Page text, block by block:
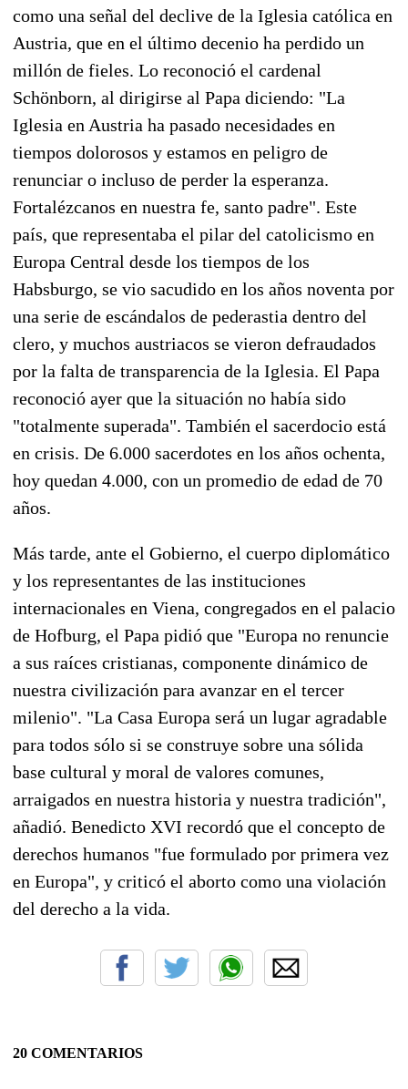
como una señal del declive de la Iglesia católica en
Austria, que en el último decenio ha perdido un
millón de fieles. Lo reconoció el cardenal
Schönborn, al dirigirse al Papa diciendo: "La
Iglesia en Austria ha pasado necesidades en
tiempos dolorosos y estamos en peligro de
renunciar o incluso de perder la esperanza.
Fortalézcanos en nuestra fe, santo padre". Este
país, que representaba el pilar del catolicismo en
Europa Central desde los tiempos de los
Habsburgo, se vio sacudido en los años noventa por
una serie de escándalos de pederastia dentro del
clero, y muchos austriacos se vieron defraudados
por la falta de transparencia de la Iglesia. El Papa
reconoció ayer que la situación no había sido
"totalmente superada". También el sacerdocio está
en crisis. De 6.000 sacerdotes en los años ochenta,
hoy quedan 4.000, con un promedio de edad de 70
años.
Más tarde, ante el Gobierno, el cuerpo diplomático
y los representantes de las instituciones
internacionales en Viena, congregados en el palacio
de Hofburg, el Papa pidió que "Europa no renuncie
a sus raíces cristianas, componente dinámico de
nuestra civilización para avanzar en el tercer
milenio". "La Casa Europa será un lugar agradable
para todos sólo si se construye sobre una sólida
base cultural y moral de valores comunes,
arraigados en nuestra historia y nuestra tradición",
añadió. Benedicto XVI recordó que el concepto de
derechos humanos "fue formulado por primera vez
en Europa", y criticó el aborto como una violación
del derecho a la vida.
20 COMENTARIOS